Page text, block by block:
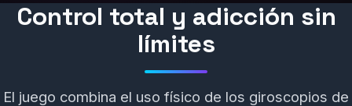
Control total y adicción sin
límites
El juego combina el uso físico de los giroscopios de